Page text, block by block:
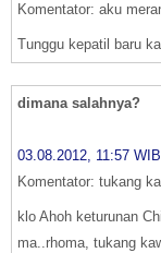
Komentator: aku
Tunggu kepatil baru
dimana salahnya?
03.08.2012, 11:57 WIB
Komentator: tukang
klo Ahoh keturunan
ma..rhoma, tukang